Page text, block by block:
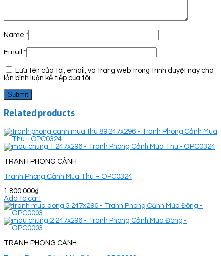
Name *
Email *
Lưu tên của tôi, email, và trang web trong trình duyệt này cho
lần bình luận kế tiếp của tôi.
Related products
TRANH PHONG CẢNH
Tranh Phong Cảnh Mùa Thu – OPC0324
1.800.000₫
Add to cart
TRANH PHONG CẢNH